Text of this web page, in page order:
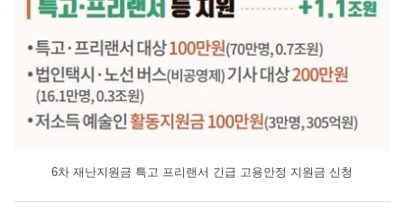
6차 재난지원금 특고 프리랜서 긴급 고용안정 지원금 신청